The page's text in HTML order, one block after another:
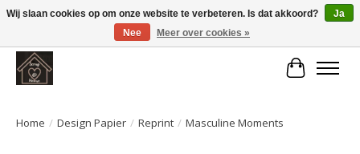
Large selection of products and fast shipping!
Home / Design Papier / Reprint / Masculine Moments
Wij slaan cookies op om onze website te verbeteren. Is dat akkoord?
Ja
Nee
Meer over cookies »